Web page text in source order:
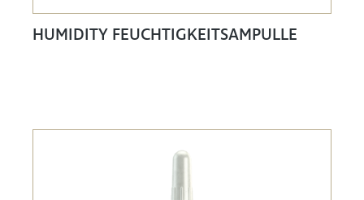
HUMIDITY FEUCHTIGKEITSAMPULLE